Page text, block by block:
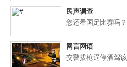
民声调查
您还看国足比赛吗？
网言网语
交警拔枪逼停酒驾